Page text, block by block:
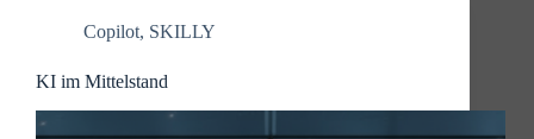
Copilot, SKILLY
KI im Mittelstand